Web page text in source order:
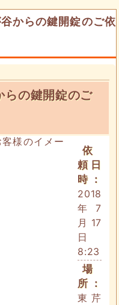
からの鍵開錠のご依
らの鍵開錠のご
依
頼日
時：
2018
年7
月17
日
8:23
場
所：
東芹